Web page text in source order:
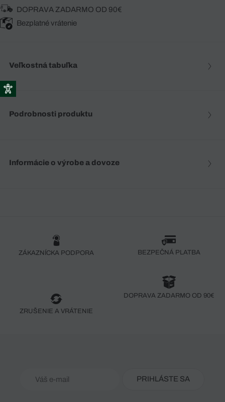
DOPRAVA ZADARMO OD 90€
Bezplatné vrátenie
Veľkostná tabuľka
Podrobnosti produktu
Informácie o výrobe a dovoze
ZÁKAZNÍCKA PODPORA BEZPEČNÁ PLATBA
ZRUŠENIE A VRÁTENIE
DOPRAVA ZADARMO OD 90€
PRIHLÁSTE SA